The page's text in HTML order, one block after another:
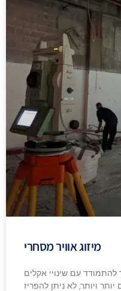
מיזוג אוויר מסחרי
להתמודד עם שינויי אקלים
יותר ויותר, לא ניתן להפריז